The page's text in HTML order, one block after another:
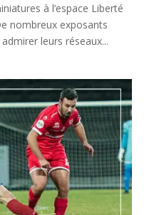
à l’espace Liberté
nombreux exposants
leurs réseaux...